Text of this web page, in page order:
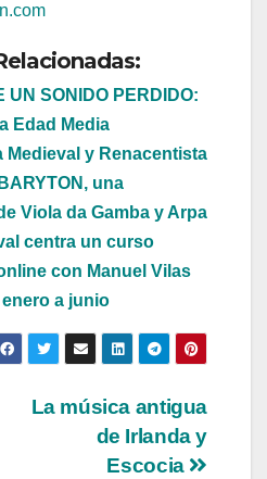
UN SONIDO PERDIDO:
Edad Media
Medieval y Renacentista
una
Viola da Gamba y Arpa
centra un curso
con Manuel Vilas
enero a junio
La música antigua
de Irlanda y
Escocia